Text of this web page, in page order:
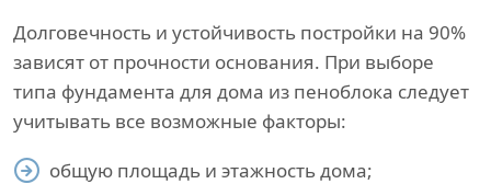
Долговечность и устойчивость постройки на 90%
зависят от прочности основания. При выборе
типа фундамента для дома из пеноблока следует
учитывать все возможные факторы:
общую площадь и этажность дома;